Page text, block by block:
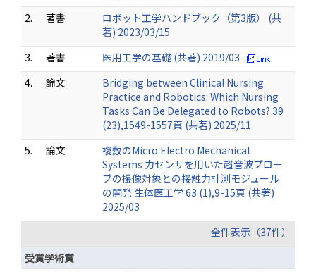
2.
著書
ロボット工学ハンドブック（第3版） (共
著) 2023/03/15
3.
著書
医用工学の基礎 (共著) 2019/03
4.
論文
Bridging between Clinical Nursing
Practice and Robotics: Which Nursing
Tasks Can Be Delegated to Robots? 39
(23),1549-1557頁 (共著) 2025/11
5.
論文
複数のMicro Electro Mechanical
Systems 力センサを用いた超音波プロー
ブの撮像対象との接触力計測モジュール
の開発 生体医工学 63 (1),9-15頁 (共著)
2025/03
全件表示（37件）
受賞学術賞